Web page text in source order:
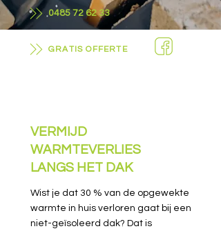
0485 72 62 33
GRATIS OFFERTE
VERMIJD
WARMTEVERLIES
LANGS HET DAK
Wist je dat 30 % van de opgewekte
warmte in huis verloren gaat bij een
niet-geïsoleerd dak? Dat is